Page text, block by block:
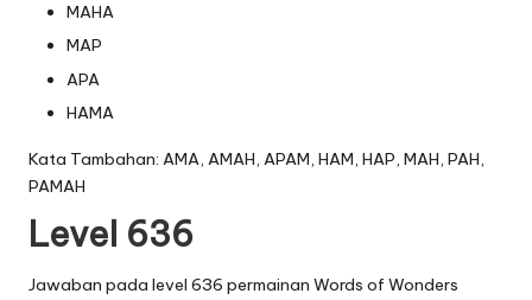
MAHA
MAP
APA
HAMA
Kata Tambahan: AMA, AMAH, APAM, HAM, HAP, MAH, PAH,
PAMAH
Level 636
Jawaban pada level 636 permainan Words of Wonders